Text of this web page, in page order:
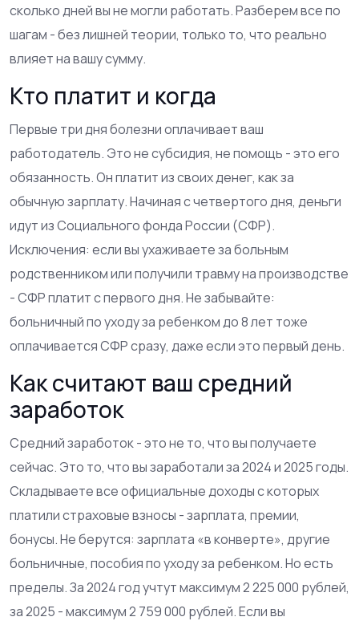
сколько дней вы не могли работать. Разберем все по
шагам - без лишней теории, только то, что реально
влияет на вашу сумму.
Кто платит и когда
Первые три дня болезни оплачивает ваш
работодатель. Это не субсидия, не помощь - это его
обязанность. Он платит из своих денег, как за
обычную зарплату. Начиная с четвертого дня, деньги
идут из Социального фонда России (СФР).
Исключения: если вы ухаживаете за больным
родственником или получили травму на производстве
- СФР платит с первого дня. Не забывайте:
больничный по уходу за ребенком до 8 лет тоже
оплачивается СФР сразу, даже если это первый день.
Как считают ваш средний
заработок
Средний заработок - это не то, что вы получаете
сейчас. Это то, что вы заработали за 2024 и 2025 годы.
Складываете все официальные доходы с которых
платили страховые взносы - зарплата, премии,
бонусы. Не берутся: зарплата «в конверте», другие
больничные, пособия по уходу за ребенком. Но есть
пределы. За 2024 год учтут максимум 2 225 000 рублей,
за 2025 - максимум 2 759 000 рублей. Если вы